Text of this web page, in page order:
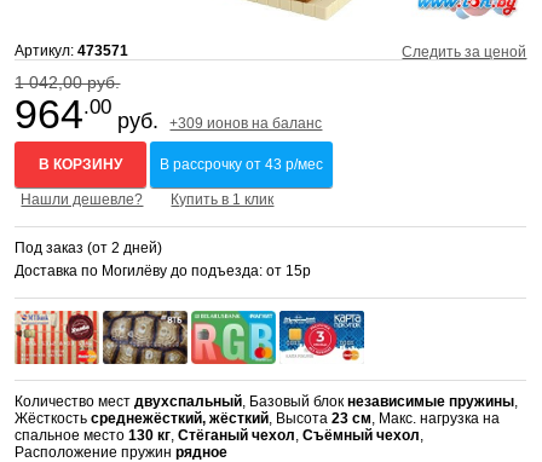
Артикул:473571 Следить за ценой
1 042,00 руб.
964.00
руб. +309 ионов на баланс
В КОРЗИНУ В рассрочку от 43 р/мес
Нашли дешевле? Купить в 1 клик
Под заказ (от 2 дней)
Доставка по Могилёву до подъезда: от 15р
Количество местдвухспальный , Базовый блокнезависимые пружины
Жёсткостьсреднежёсткий, жёсткий , Высота23 см , Макс. нагрузка на
спальное место130 кг ,Стёганый чехол ,Съёмный чехол
Расположение пружинрядное